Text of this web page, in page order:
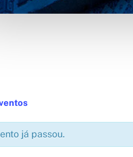
já passou.